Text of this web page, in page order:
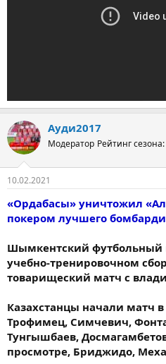
Ауди2017
Модератор Рейтинг
10.02.2021
«Ордабасы» уничтожил
покером лучшего
Шымкентский футбольный
учебно-тренировочном
товарищеский матч с
Казахстанцы начали матч
Трофимец, Симчевич,
Тунгышбаев,
просмотре, Бриджидо,